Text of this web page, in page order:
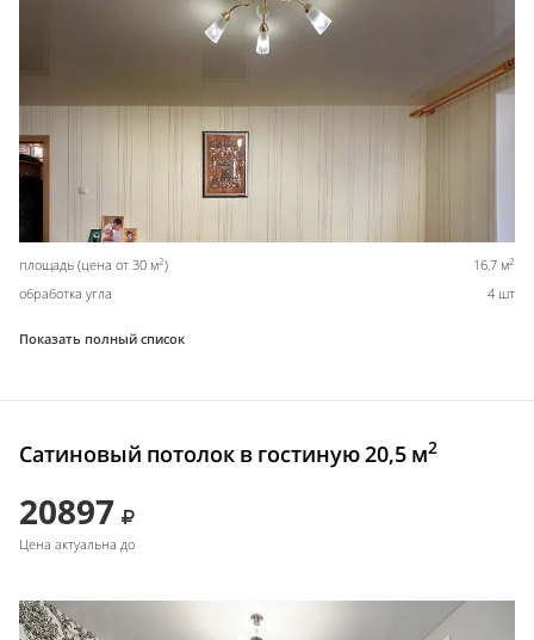
площадь (цена от 30 м2) 16,7 м2
обработка угла 4 шт
Показать полный список
Сатиновый потолок в гостиную 20,5 м2
20897
Цена актуальна до